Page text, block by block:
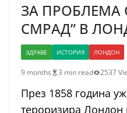
ЗА ПРОБЛЕМА
СМРАД” В
ЗДРАВЕ ИСТОРИЯ ЛОНДОН
9 months 3 min read 2537
През 1858 година
тероризира